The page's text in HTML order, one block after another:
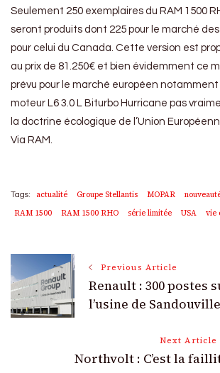
Seulement 250 exemplaires du RAM 1500
seront produits dont 225 pour le marché
pour celui du Canada. Cette version est
au prix de 81.250€ et bien évidemment ce
prévu pour le marché européen notamment
moteur L6 3.0 L Biturbo Hurricane pas
la doctrine écologique de l’Union
Via RAM.
Tags: actualité Groupe Stellantis MOPAR
RAM 1500
RAM 1500 RHO série limitée USA vie
Post
Navigation
Previous Article
Renault : 300 postes
l’usine de Sandouville
Next Article
Northvolt : C’est la